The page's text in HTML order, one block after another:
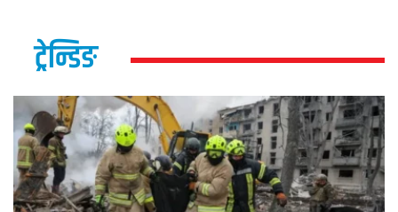
ट्रेन्डिङ